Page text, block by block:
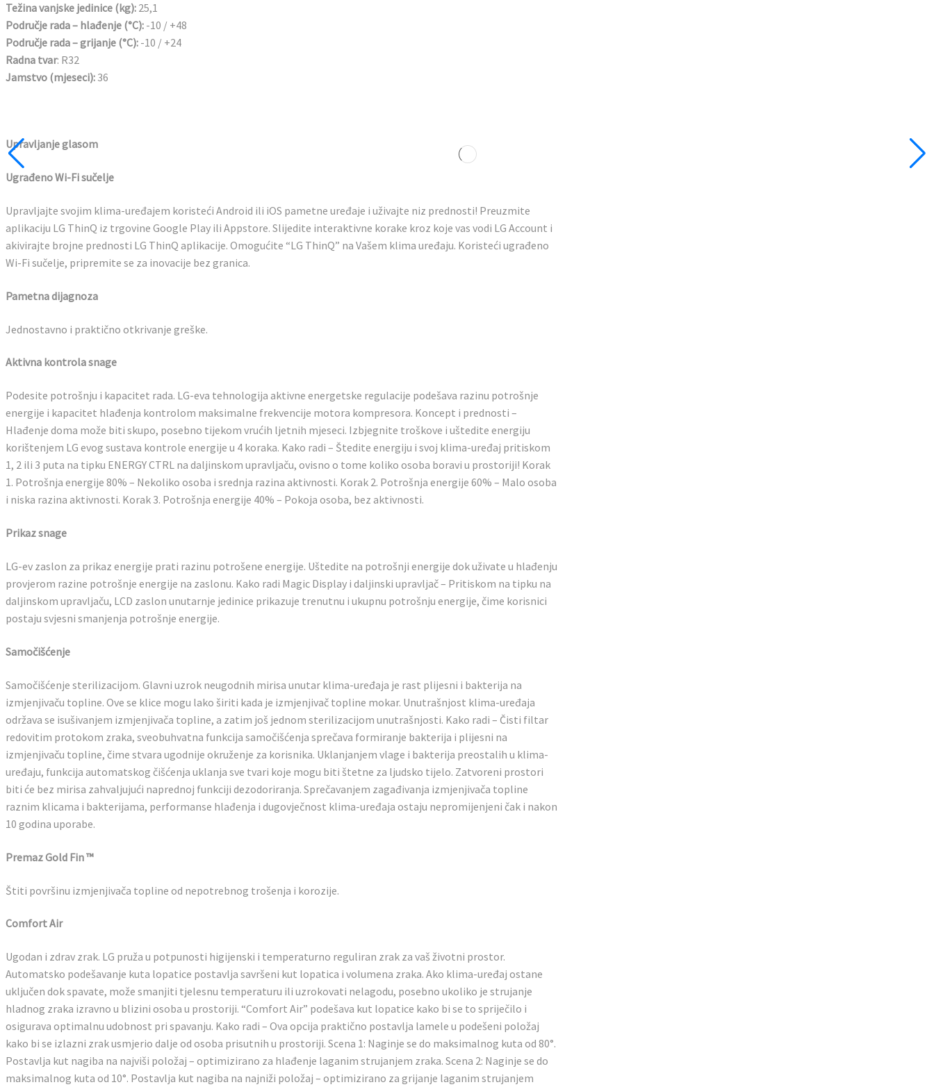
Težina vanjske jedinice (kg): 25,1
Područje rada – hlađenje (°C): -10 / +48
Područje rada – grijanje (°C): -10 / +24
Radna tvar: R32
Jamstvo (mjeseci): 36
Upravljanje glasom
Ugrađeno Wi-Fi sučelje
Upravljajte svojim klima-uređajem koristeći Android ili iOS pametne uređaje i uživajte niz prednosti! Preuzmite
aplikaciju LG ThinQ iz trgovine Google Play ili Appstore. Slijedite interaktivne korake kroz koje vas vodi LG Account i
akivirajte brojne prednosti LG ThinQ aplikacije. Omogućite “LG ThinQ” na Vašem klima uređaju. Koristeći ugrađeno
Wi-Fi sučelje, pripremite se za inovacije bez granica.
Pametna dijagnoza
Jednostavno i praktično otkrivanje greške.
Aktivna kontrola snage
Podesite potrošnju i kapacitet rada. LG-eva tehnologija aktivne energetske regulacije podešava razinu potrošnje
energije i kapacitet hlađenja kontrolom maksimalne frekvencije motora kompresora. Koncept i prednosti –
Hlađenje doma može biti skupo, posebno tijekom vrućih ljetnih mjeseci. Izbjegnite troškove i uštedite energiju
korištenjem LG evog sustava kontrole energije u 4 koraka. Kako radi – Štedite energiju i svoj klima-uređaj pritiskom
1, 2 ili 3 puta na tipku ENERGY CTRL na daljinskom upravljaču, ovisno o tome koliko osoba boravi u prostoriji! Korak
1. Potrošnja energije 80% – Nekoliko osoba i srednja razina aktivnosti. Korak 2. Potrošnja energije 60% – Malo osoba
i niska razina aktivnosti. Korak 3. Potrošnja energije 40% – Pokoja osoba, bez aktivnosti.
Prikaz snage
LG-ev zaslon za prikaz energije prati razinu potrošene energije. Uštedite na potrošnji energije dok uživate u hlađenju
provjerom razine potrošnje energije na zaslonu. Kako radi Magic Display i daljinski upravljač – Pritiskom na tipku na
daljinskom upravljaču, LCD zaslon unutarnje jedinice prikazuje trenutnu i ukupnu potrošnju energije, čime korisnici
postaju svjesni smanjenja potrošnje energije.
Samočišćenje
Samočišćenje sterilizacijom. Glavni uzrok neugodnih mirisa unutar klima-uređaja je rast plijesni i bakterija na
izmjenjivaču topline. Ove se klice mogu lako širiti kada je izmjenjivač topline mokar. Unutrašnjost klima-uređaja
održava se isušivanjem izmjenjivača topline, a zatim još jednom sterilizacijom unutrašnjosti. Kako radi – Čisti filtar
redovitim protokom zraka, sveobuhvatna funkcija samočišćenja sprečava formiranje bakterija i plijesni na
izmjenjivaču topline, čime stvara ugodnije okruženje za korisnika. Uklanjanjem vlage i bakterija preostalih u klima-
uređaju, funkcija automatskog čišćenja uklanja sve tvari koje mogu biti štetne za ljudsko tijelo. Zatvoreni prostori
biti će bez mirisa zahvaljujući naprednoj funkciji dezodoriranja. Sprečavanjem zagađivanja izmjenjivača topline
raznim klicama i bakterijama, performanse hlađenja i dugovječnost klima-uređaja ostaju nepromijenjeni čak i nakon
10 godina uporabe.
Premaz Gold Fin ™
Štiti površinu izmjenjivača topline od nepotrebnog trošenja i korozije.
Comfort Air
Ugodan i zdrav zrak. LG pruža u potpunosti higijenski i temperaturno reguliran zrak za vaš životni prostor.
Automatsko podešavanje kuta lopatice postavlja savršeni kut lopatica i volumena zraka. Ako klima-uređaj ostane
uključen dok spavate, može smanjiti tjelesnu temperaturu ili uzrokovati nelagodu, posebno ukoliko je strujanje
hladnog zraka izravno u blizini osoba u prostoriji. “Comfort Air” podešava kut lopatice kako bi se to spriječilo i
osigurava optimalnu udobnost pri spavanju. Kako radi – Ova opcija praktično postavlja lamele u podešeni položaj
kako bi se izlazni zrak usmjerio dalje od osoba prisutnih u prostoriji. Scena 1: Naginje se do maksimalnog kuta od 80°.
Postavlja kut nagiba na najviši položaj – optimizirano za hlađenje laganim strujanjem zraka. Scena 2: Naginje se do
maksimalnog kuta od 10°. Postavlja kut nagiba na najniži položaj – optimizirano za grijanje laganim strujanjem